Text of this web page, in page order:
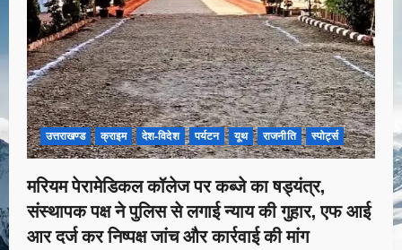
उत्तराखण्ड क्राइम देश-विदेश पर्यटन यूथ राजनीति स्पोर्ट्स
मरियम पेरामेडिकल कॉलेज पर कब्जे का षड्यंत्र,
संस्थापक पक्ष ने पुलिस से लगाई न्याय की गुहार, एफ आई
आर दर्ज कर निष्पक्ष जांच और कार्रवाई की मांग